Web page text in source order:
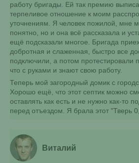
работу бригады. Ей так премию
терпеливое отношение к моим
уточнениям. Я человек пожилой, мне
понятно, но и она всё рассказала и
ещё подсказали многое. Бригада
добротная и слаженная, быстро все
подключили, а потом протестировали
что с руками и знают свою работу.
Теперь мой загородный домик с
Хорошо ещё, что этот септик можно
оставлять как есть и не нужно как-то
перед отъездом. Я брала этот "Тверь
Виталий